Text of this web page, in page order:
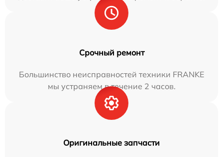
Срочный ремонт
Большинство неисправностей техники FRANKE
мы устраняем в течение 2 часов.
Оригинальные запчасти